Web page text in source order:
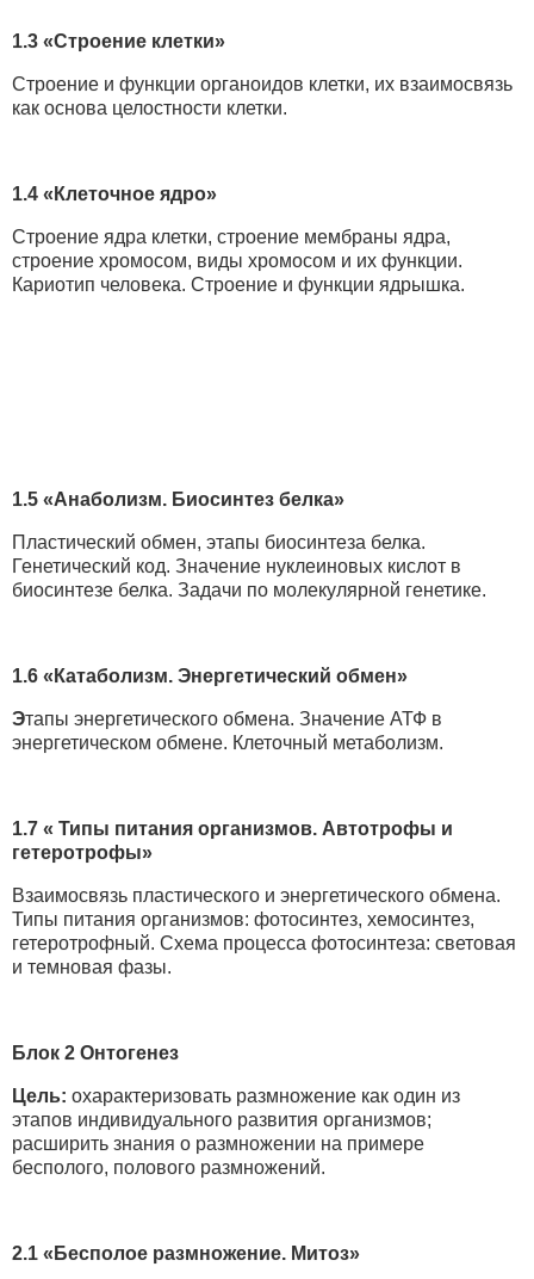
1.3 «Строение клетки»
Строение и функции органоидов клетки, их взаимосвязь
как основа целостности клетки.
1.4 «Клеточное ядро»
Строение ядра клетки, строение мембраны ядра,
строение хромосом, виды хромосом и их функции.
Кариотип человека. Строение и функции ядрышка.
1.5 «Анаболизм. Биосинтез белка»
Пластический обмен, этапы биосинтеза белка.
Генетический код. Значение нуклеиновых кислот в
биосинтезе белка. Задачи по молекулярной генетике.
1.6 «Катаболизм. Энергетический обмен»
Этапы энергетического обмена. Значение АТФ в
энергетическом обмене. Клеточный метаболизм.
1.7 « Типы питания организмов. Автотрофы и
гетеротрофы»
Взаимосвязь пластического и энергетического обмена.
Типы питания организмов: фотосинтез, хемосинтез,
гетеротрофный. Схема процесса фотосинтеза: световая
и темновая фазы.
Блок 2 Онтогенез
Цель: охарактеризовать размножение как один из
этапов индивидуального развития организмов;
расширить знания о размножении на примере
бесполого, полового размножений.
2.1 «Бесполое размножение. Митоз»